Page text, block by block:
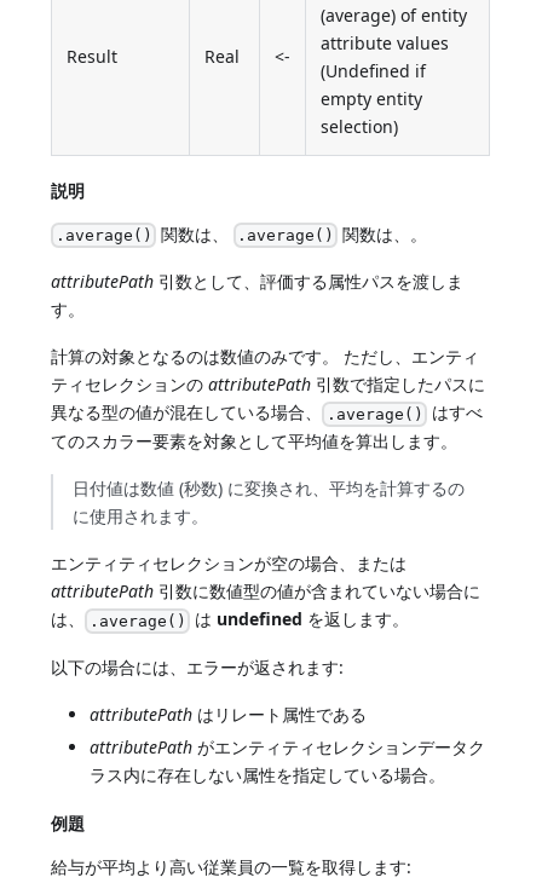
Result Real <-
(average) of entity
attribute values
(Undefined if
empty entity
selection)
説明
.average() 関数は、 .average() 関数は、。
attributePath 引数として、評価する属性パスを渡しま
す。
計算の対象となるのは数値のみです。 ただし、エンティ
ティセレクションのattributePath 引数で指定したパスに
異なる型の値が混在している場合、 .average() はすべ
てのスカラー要素を対象として平均値を算出します。
日付値は数値 (秒数) に変換され、平均を計算するの
に使用されます。
エンティティセレクションが空の場合、または
attributePath 引数に数値型の値が含まれていない場合に
は、 .average() は undefined を返します。
以下の場合には、エラーが返されます:
attributePath はリレート属性である
attributePath がエンティティセレクションデータク
ラス内に存在しない属性を指定している場合。
例題
給与が平均より高い従業員の一覧を取得します: